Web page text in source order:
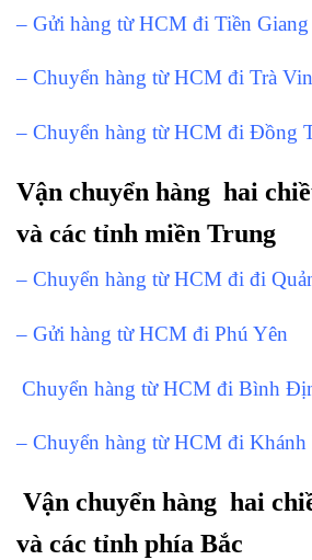
– Gửi hàng từ HCM đi Tiền Giang
– Chuyển hàng từ HCM đi Trà
– Chuyển hàng từ HCM đi Đồng
Vận chuyển hàng hai
và các tỉnh miền Trung
– Chuyển hàng từ HCM đi đi
– Gửi hàng từ HCM đi Phú Yên
Chuyển hàng từ HCM đi Bình
– Chuyển hàng từ HCM đi Khánh
Vận chuyển hàng hai
và các tỉnh phía Bắc